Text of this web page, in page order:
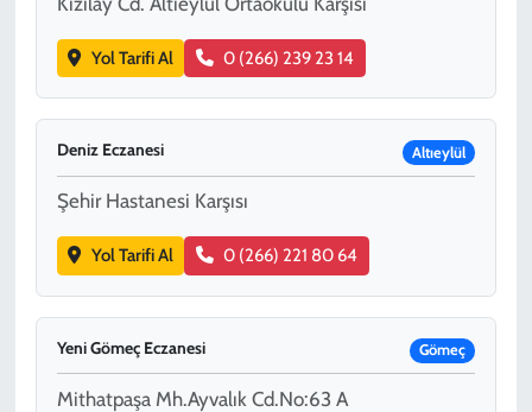
Yol Tarifi Al 0 (266) 239 23 14
Deniz Eczanesi Altıeylül
Şehir Hastanesi Karşısı
Yol Tarifi Al 0 (266) 221 80 64
Yeni Gömeç Eczanesi Gömeç
Mithatpaşa Mh.Ayvalık Cd.No:63 A